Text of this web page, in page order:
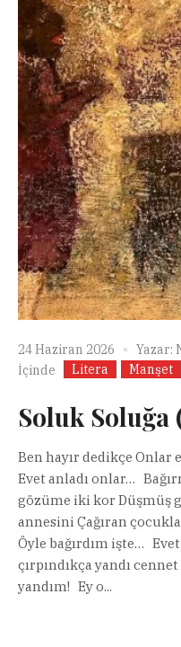
24 Haziran 2026 Yazar:
İçinde
Litera Manşet
Soluk Soluğa
Ben hayır dedikçe Onlar
Evet anladı onlar…
gözüme iki kor Düşmüş
annesini Çağıran
Öyle bağırdım işte…
çırpındıkça yandı
yandım! Ey o...